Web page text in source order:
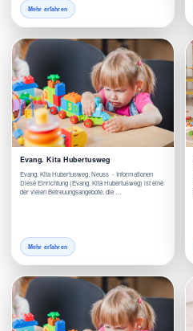
Mehr erfahren
Evang. Kita Hubertusweg
Evang. Kita Hubertusweg, Neuss - Informationen
Diese Einrichtung (Evang. Kita Hubertusweg) ist eine
der vielen Betreuungsangebote, die …
Mehr erfahren